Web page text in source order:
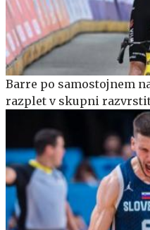
Barre po samostojnem
razplet v skupni